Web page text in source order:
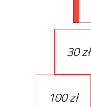
30 zł
100 zł